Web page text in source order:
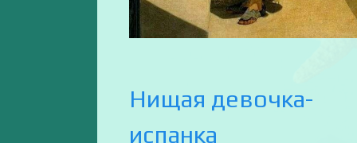
Нищая девочка-
испанка